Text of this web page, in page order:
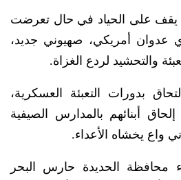
يقف على الحياد في حال تعرضت
عدوان أمريكي، صهيوني جديد،
والتحشيد لردع الغزاة.
بدورات التعبئة العسكرية،
إلحاق أبنائهم بالمدارس الصيفية
واع يخشاه الأعداء.
محافظة الحديدة حارس البحر